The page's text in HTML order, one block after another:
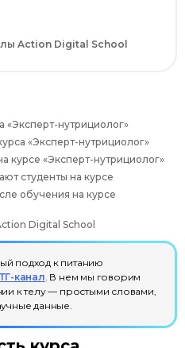
Action Digital School
«Эксперт-нутрициолог»
«Эксперт-нутрициолог»
курсе «Эксперт-нутрициолог»
студенты на курсе
обучения на курсе
Digital School
подход к питанию
канал. В нем мы говорим
к телу — простыми словами,
данные.